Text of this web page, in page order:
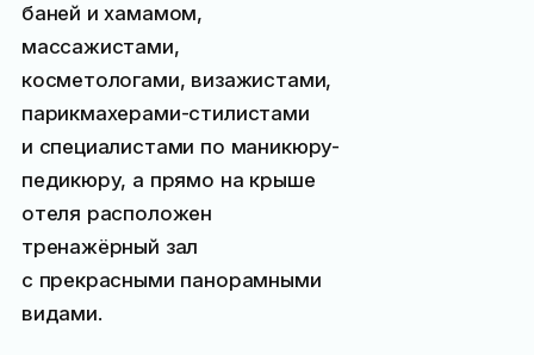
баней и хамамом,
массажистами,
косметологами, визажистами,
парикмахерами-стилистами
и специалистами по маникюру-
педикюру, а прямо на крыше
отеля расположен
тренажёрный зал
с прекрасными панорамными
видами.